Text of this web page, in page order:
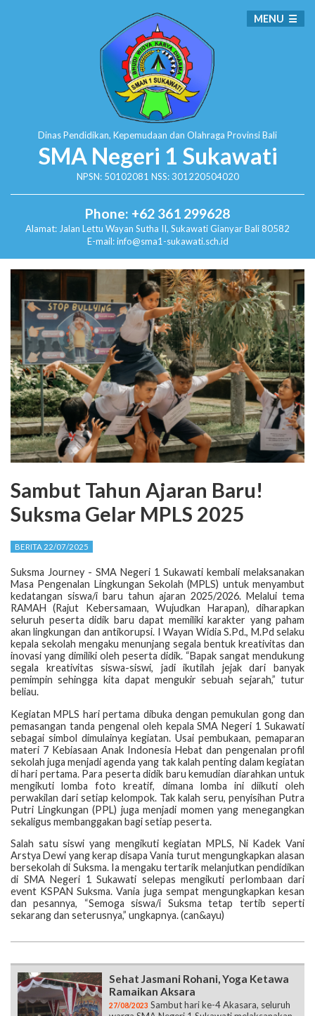
Dinas Pendidikan, Kepemudaan dan Olahraga Provinsi Bali
SMA Negeri 1 Sukawati
NPSN: 50102081 NSS: 301220504020
Phone: +62 361 299628
Alamat: Jalan Lettu Wayan Sutha II, SukawatiGianyar Bali 80582
E-mail: info@sma1-sukawati.sch.id
MENU
Sambut Tahun Ajaran Baru!
Suksma Gelar MPLS 2025
BERITA 22/07/2025
Suksma Journey - SMA Negeri 1 Sukawati kembali melaksanakan
Masa Pengenalan Lingkungan Sekolah (MPLS) untuk menyambut
kedatangan siswa/i baru tahun ajaran 2025/2026. Melalui tema
RAMAH (Rajut Kebersamaan, Wujudkan Harapan), diharapkan
seluruh peserta didik baru dapat memiliki karakter yang paham
akan lingkungan dan antikorupsi. I Wayan Widia S.Pd., M.Pd selaku
kepala sekolah mengaku menunjang segala bentuk kreativitas dan
inovasi yang dimiliki oleh peserta didik. “Bapak sangat mendukung
segala kreativitas siswa-siswi, jadi ikutilah jejak dari banyak
pemimpin sehingga kita dapat mengukir sebuah sejarah,” tutur
beliau.
Kegiatan MPLS hari pertama dibuka dengan pemukulan gong dan
pemasangan tanda pengenal oleh kepala SMA Negeri 1 Sukawati
sebagai simbol dimulainya kegiatan. Usai pembukaan, pemaparan
materi 7 Kebiasaan Anak Indonesia Hebat dan pengenalan profil
sekolah juga menjadi agenda yang tak kalah penting dalam kegiatan
di hari pertama. Para peserta didik baru kemudian diarahkan untuk
mengikuti lomba foto kreatif, dimana lomba ini diikuti oleh
perwakilan dari setiap kelompok. Tak kalah seru, penyisihan Putra
Putri Lingkungan (PPL) juga menjadi momen yang menegangkan
sekaligus membanggakan bagi setiap peserta.
Salah satu siswi yang mengikuti kegiatan MPLS, Ni Kadek Vani
Arstya Dewi yang kerap disapa Vania turut mengungkapkan alasan
bersekolah di Suksma. Ia mengaku tertarik melanjutkan pendidikan
di SMA Negeri 1 Sukawati selepas mengikuti perlombaan dari
event KSPAN Suksma. Vania juga sempat mengungkapkan kesan
dan pesannya, “Semoga siswa/i Suksma tetap tertib seperti
sekarang dan seterusnya,” ungkapnya. (can&ayu)
Sehat Jasmani Rohani, Yoga Ketawa
Ramaikan Aksara
27/08/2023 Sambut hari ke-4 Akasara, seluruh